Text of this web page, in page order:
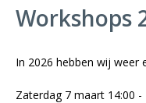
Workshops
In 2026 hebben wij weer
Zaterdag 7 maart 14:00